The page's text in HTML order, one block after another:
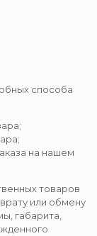
способа
на нашем
товаров
или обмену
габарита,